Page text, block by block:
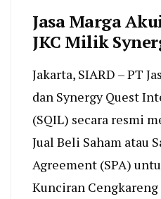
Jasa Marga
JKC Milik
Jakarta, SIARD – PT
dan Synergy Quest
(SQIL) secara resmi
Jual Beli Saham atau
Agreement (SPA)
Kunciran Cengkareng